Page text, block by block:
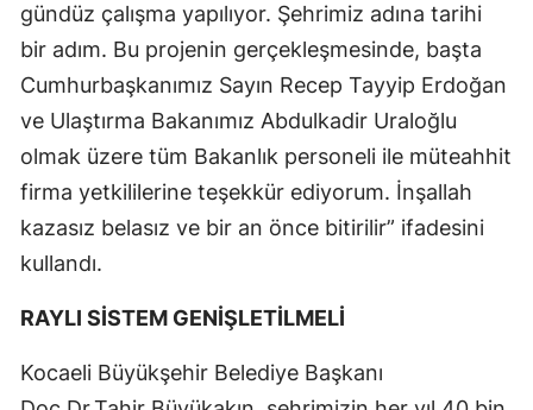
gündüz çalışma yapılıyor. Şehrimiz adına tarihi
bir adım. Bu projenin gerçekleşmesinde, başta
Cumhurbaşkanımız Sayın Recep Tayyip Erdoğan
ve Ulaştırma Bakanımız Abdulkadir Uraloğlu
olmak üzere tüm Bakanlık personeli ile müteahhit
firma yetkililerine teşekkür ediyorum. İnşallah
kazasız belasız ve bir an önce bitirilir” ifadesini
kullandı.
RAYLI SİSTEM GENİŞLETİLMELİ
Kocaeli Büyükşehir Belediye Başkanı